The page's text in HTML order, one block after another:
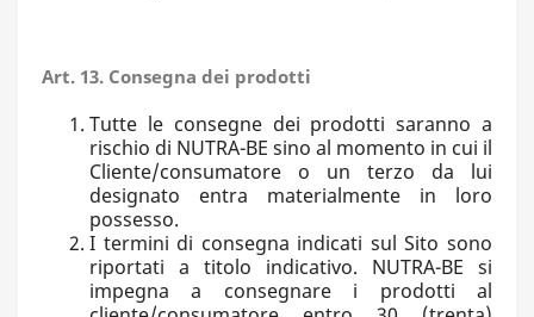
Art. 13. Consegna dei prodotti
Tutte le consegne dei prodotti saranno a
rischio di NUTRA-BE sino al momento in cui il
Cliente/consumatore o un terzo da lui
designato entra materialmente in loro
possesso.
I termini di consegna indicati sul Sito sono
riportati a titolo indicativo. NUTRA-BE si
impegna a consegnare i prodotti al